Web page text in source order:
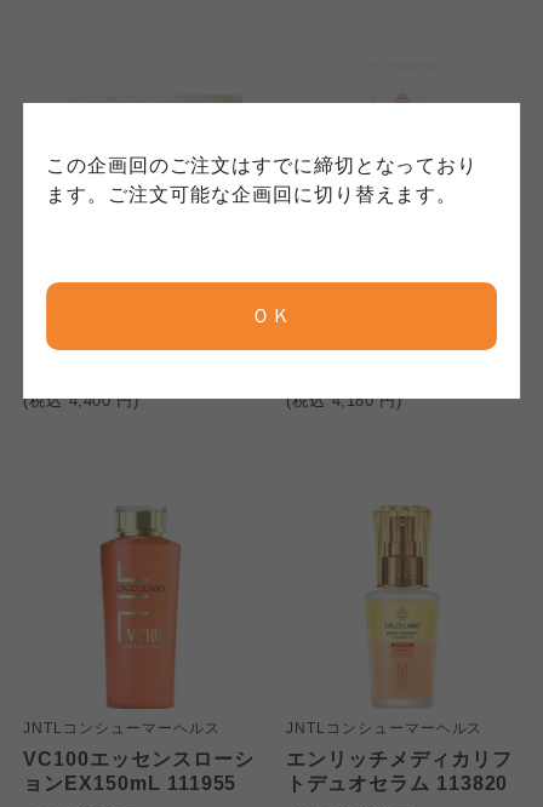
この企画回のご注文はすでに締切となっており
ます。ご注文可能な企画回に切り替えます。
ＯＫ
晃祐堂
熊野筆 携帯チークブラシ
M021
(税込4,400円)
JNTLコンシューマーヘルス
(税込4,180円)
JNTLコンシューマーヘルス
VC100エッセンスローシ
ョンEX150mL 111955
JNTLコンシューマーヘルス
エンリッチメディカリフ
トデュオセラム 113820
コープしが
ならコープ
おおさかパルコープ
コープしが
ならコープ
大阪いずみ市民生協
コープしが
ならコープ
おおさかパルコープ